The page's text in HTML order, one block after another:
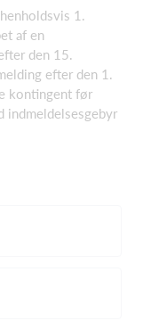
1.
af en
den 15.
efter den 1.
kontingent før
indmeldelsesgebyr